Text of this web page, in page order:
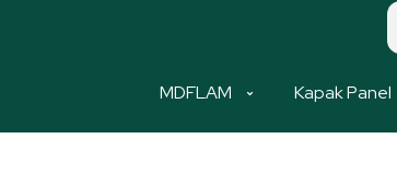
MDFLAM Kapak Panel